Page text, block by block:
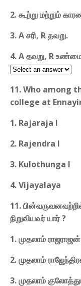
2. கூற்று மற்றும்
3. A சரி, R தவறு.
4. A தவறு, R
11. Who among
college at
1. Rajaraja I
2. Rajendra I
3. Kulothunga I
4. Vijayalaya
11.
நிறுவியவர் யார் ?
1. முதலாம் ராஜராஜன்
2. முதலாம்
3. முதலாம்